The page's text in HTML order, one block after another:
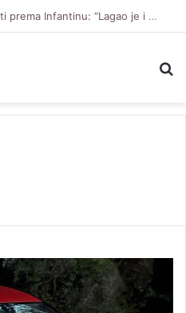
Legendarni Figo bez milosti prema Infantinu: “Lagao je i ukaljao funkciju, sada mora otići”